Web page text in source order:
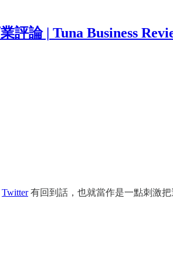
評論 | Tuna Business
Twitter有回到話，也就當作是一點刺激